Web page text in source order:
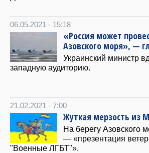
06.05.2021 - 15:18
«Россия может
Азовского моря», —
Украинский министр
западную аудиторию.
21.02.2021 - 7:00
Жуткая мерзость из
На берегу Азовского
— «презентация
"Военные ЛГБТ"».